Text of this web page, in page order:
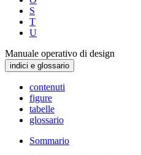
S
T
U
Manuale operativo di design
indici e glossario
contenuti
figure
tabelle
glossario
Sommario